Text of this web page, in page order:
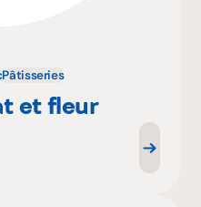
Pâtisseries
et fleur